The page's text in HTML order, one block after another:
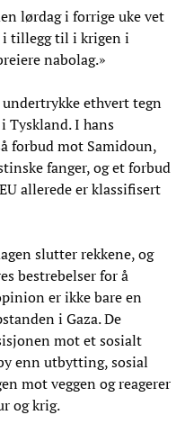
lørdag i forrige uke vet
i tillegg til i krigen i
nabolag.»
ethvert tegn
Tyskland. I hans
forbud mot Samidoun,
fanger, og et forbud
allerede er klassifisert
slutter rekkene, og
bestrebelser for å
er ikke bare en
i Gaza. De
mot et sosialt
enn utbytting, sosial
mot veggen og reagerer
og krig.